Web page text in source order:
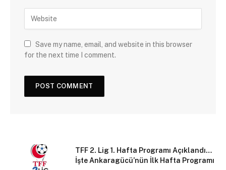
Save my name, email, and website in this browser
for the next time I comment.
TFF 2. Lig 1. Hafta Programı Açıklandı…
İşte Ankaragücü’nün İlk Hafta Programı